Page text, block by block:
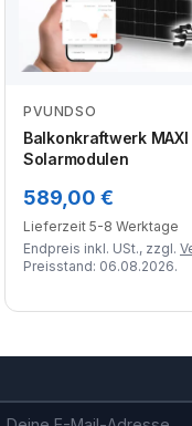
PVUNDSO
Balkonkraftwerk MAXI
Solarmodulen
589,00 €
Lieferzeit 5-8 Werktage
Endpreis inkl. USt., zzgl.
Preisstand: 06.08.2026.
E-Mail-Adresse